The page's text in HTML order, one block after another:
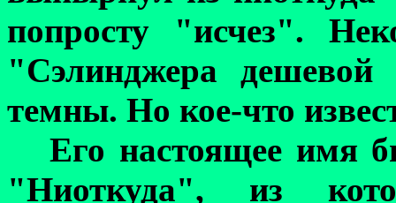
попросту "исчез".
"Сэлинджера дешевой
темны. Но кое-что
Его настоящее имя
"Ниоткуда", из